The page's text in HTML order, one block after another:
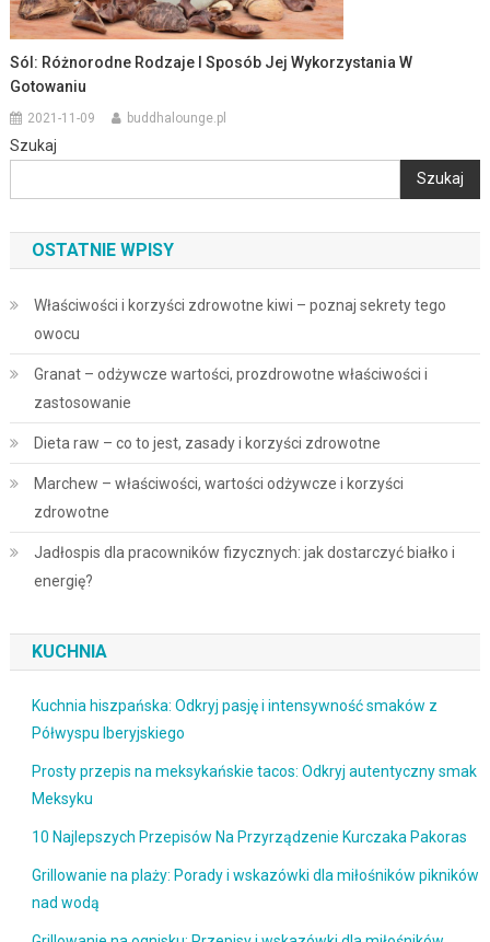
Sól: Różnorodne Rodzaje I Sposób Jej Wykorzystania W
Gotowaniu
2021-11-09 buddhalounge.pl
Szukaj
Szukaj
OSTATNIE WPISY
Właściwości i korzyści zdrowotne kiwi – poznaj sekrety tego
owocu
Granat – odżywcze wartości, prozdrowotne właściwości i
zastosowanie
Dieta raw – co to jest, zasady i korzyści zdrowotne
Marchew – właściwości, wartości odżywcze i korzyści
zdrowotne
Jadłospis dla pracowników fizycznych: jak dostarczyć białko i
energię?
KUCHNIA
Kuchnia hiszpańska: Odkryj pasję i intensywność smaków z
Półwyspu Iberyjskiego
Prosty przepis na meksykańskie tacos: Odkryj autentyczny smak
Meksyku
10 Najlepszych Przepisów Na Przyrządzenie Kurczaka Pakoras
Grillowanie na plaży: Porady i wskazówki dla miłośników pikników
nad wodą